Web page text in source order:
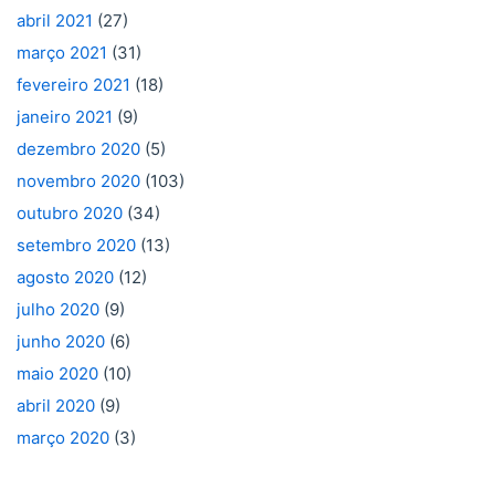
abril 2021 (27)
março 2021 (31)
fevereiro 2021 (18)
janeiro 2021 (9)
dezembro 2020 (5)
novembro 2020 (103)
outubro 2020 (34)
setembro 2020 (13)
agosto 2020 (12)
julho 2020 (9)
junho 2020 (6)
maio 2020 (10)
abril 2020 (9)
março 2020 (3)